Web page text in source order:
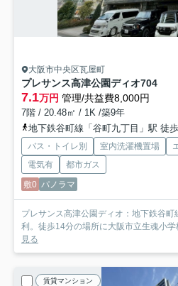
大阪市中央区瓦屋町
プレサンス高津公園ディオ704
7.1万円 管理/共益費8,000円
7階 / 20.48㎡ / 1K /築9年
地下鉄谷町線「谷町九丁目」駅 徒
バス・トイレ別 室内洗濯機置場
電気有
都市ガス
敷0 パノラマ
プレサンス高津公園ディオ：地下鉄谷
利。徒歩14分の場所に大阪市立生魂小
見る
賃貸マンション